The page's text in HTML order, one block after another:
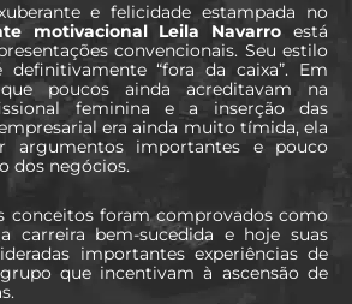
e felicidade estampada no
motivacional Leila Navarro está
convencionais. Seu estilo
definitivamente “fora da caixa”. Em
poucos ainda acreditavam na
feminina e a inserção das
era ainda muito tímida, ela
argumentos importantes e pouco
dos negócios.
conceitos foram comprovados como
carreira bem-sucedida e hoje suas
importantes experiências de
que incentivam à ascensão de